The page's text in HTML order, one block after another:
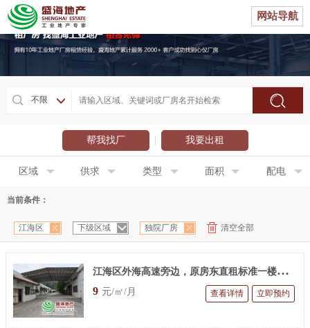
网站导航
不限
帮我找厂 我要出租
区域 供求 类型 面积 配电
当前条件：
江海区 下级区域 独院厂房 清空全部
江
海区外海高速旁边，原房东直租标准一楼，6500 平方。有现成的水电，花园式的厂房，进出车非常方便。
9 元/㎡/月 立即预约
查看详情